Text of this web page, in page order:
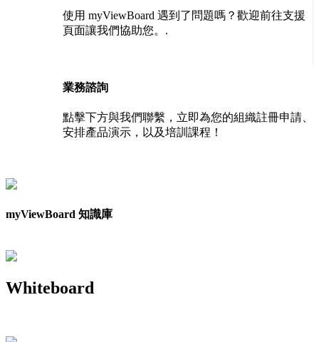
使用 myViewBoard 遇到了問題嗎？歡迎前往支援
頁面讓我們協助您。.
業務諮詢
點擊下方與我們聯繫，立即為您的組織註冊申請、
安排產品演示，以及培訓課程！
myViewBoard 知識庫
Whiteboard